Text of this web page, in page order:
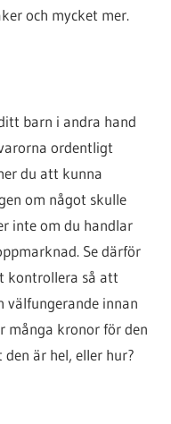
och mycket mer.
barn i andra hand
ordentligt
du att kunna
om något skulle
inte om du handlar
Se därför
kontrollera så att
välfungerande innan
många kronor för den
är hel, eller hur?